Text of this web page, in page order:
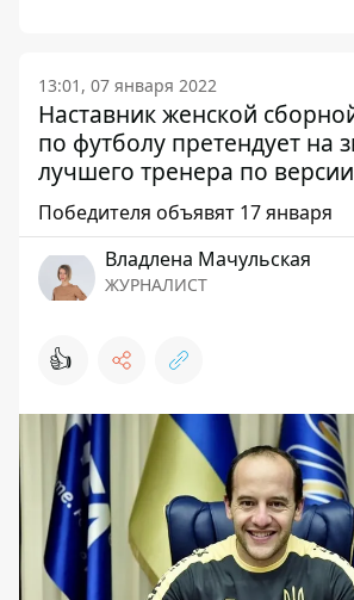
13:01, 07 января 2022
Наставник женской
по футболу претендует на
лучшего тренера по
Победителя объявят 17 января
Владлена Мачульская
ЖУРНАЛИСТ
👍